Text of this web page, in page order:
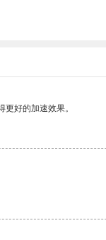
好的加速效果。